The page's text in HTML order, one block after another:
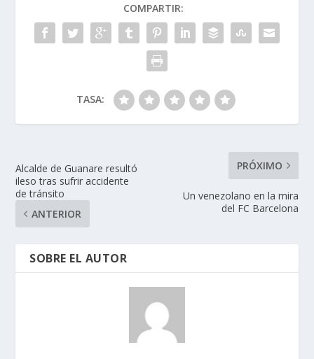
COMPARTIR:
TASA:
Alcalde de Guanare resultó
ileso tras sufrir accidente
de tránsito
ANTERIOR
PRÓXIMO
Un venezolano en la mira
del FC Barcelona
SOBRE EL AUTOR